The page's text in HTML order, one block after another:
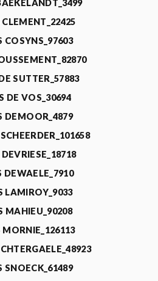
COSYNS_97603
SUTTER_57883
DE VOS_30694
DEMOOR_4879
DEWAELE_7910
LAMIROY_9033
MAHIEU_90208
MORNIE_126113
SNOECK_61489